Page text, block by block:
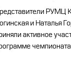
РУМЦ
и Наталья
активное